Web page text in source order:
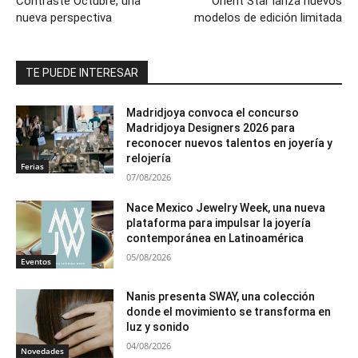
nueva perspectiva
modelos de edición limitada
TE PUEDE INTERESAR
Ferias
Madridjoya convoca el concurso
Madridjoya Designers 2026 para
reconocer nuevos talentos en joyería y
relojería
07/08/2026
Eventos
Nace Mexico Jewelry Week, una nueva
plataforma para impulsar la joyería
contemporánea en Latinoamérica
05/08/2026
Novedades
Nanis presenta SWAY, una colección
donde el movimiento se transforma en
luz y sonido
04/08/2026